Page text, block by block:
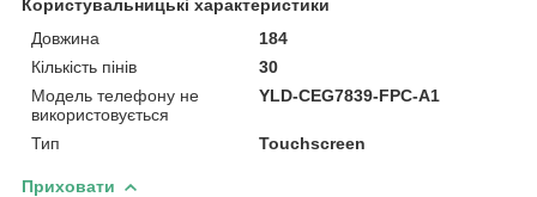
Користувальницькі характеристики
Довжина
184
Кількість пінів
30
Модель телефону не
використовується
YLD-CEG7839-FPC-A1
Тип Touchscreen
Приховати